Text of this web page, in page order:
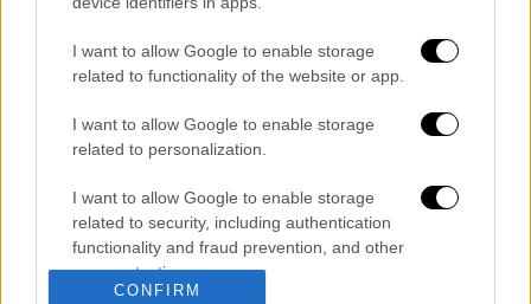
I want to allow Google to enable storage
related to functionality of the website or app.
I want to allow Google to enable storage
related to personalization.
I want to allow Google to enable storage
related to security, including authentication
functionality and fraud prevention, and other
user protection.
CONFIRM
Σύμφωνα με τον κανονισμό, το παιχνίδι
πρέπει να διεξαχθεί την επόμενη ημέρα, την
ίδια ώρα, δηλαδή την Κυριακή (17/5, 19:00).
Ωστόσο, αναμένεται η επίσημη απόφαση της
διοργανώτριας αρχής, καθώς ο
Παναιτωλικός ζήτησε να οριστεί νωρίτερα η
σέντρα, στις 15:00, ώστε η αποστολή να
επιστρέψει αυθημερόν στο Αγρίνιο.